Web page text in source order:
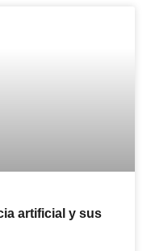
artificial y sus